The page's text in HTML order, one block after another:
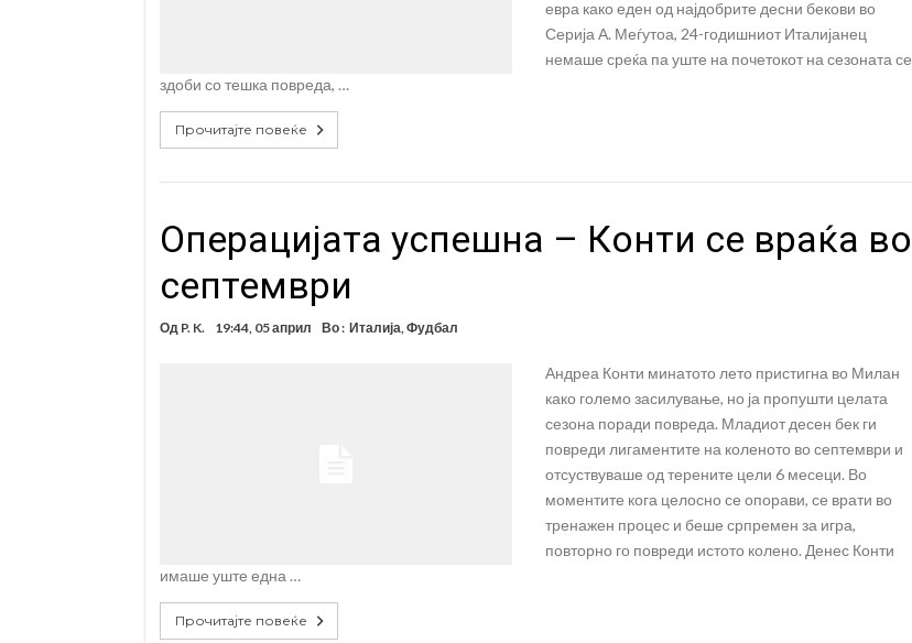
евра како еден од најдобрите десни бекови во
Серија А. Меѓутоа, 24-годишниот Италијанец
немаше среќа па уште на почетокот на сезоната се
здоби со тешка повреда, …
Прочитајте повеќе
Операцијата успешна – Конти се враќа во
септември
Од P. K. 19:44, 05 април Во : Италија Фудбал
Андреа Конти минатото лето пристигна во Милан
како големо засилување, но ја пропушти целата
сезона поради повреда. Младиот десен бек ги
повреди лигаментите на коленото во септември и
отсуствуваше од терените цели 6 месеци. Во
моментите кога целосно се опорави, се врати во
тренажен процес и беше српремен за игра,
повторно го повреди истото колено. Денес Конти
имаше уште една …
Прочитајте повеќе